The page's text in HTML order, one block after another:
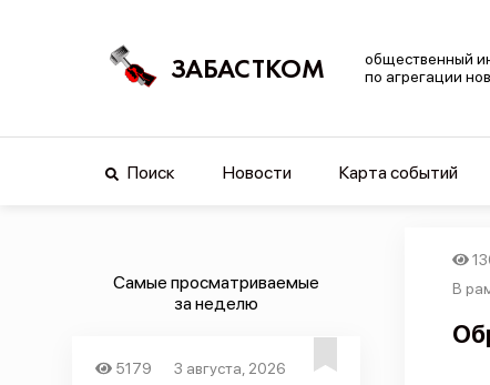
ЗАБАСТКОМ
общественный
по агрегации
Поиск Новости Карта событий
Самые просматриваемые
за неделю
5179
3 августа, 2026
В